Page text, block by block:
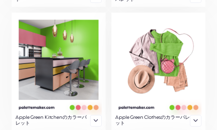
Apple Green Kitchenのカラーパ
レット
Apple Green Clothesのカラーパレ
ット